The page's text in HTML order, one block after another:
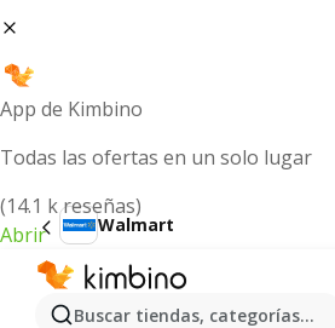
App de Kimbino
Todas las ofertas en un solo lugar
(14.1 k reseñas)
Abrir
Buscar tiendas, categorías,
Walmart
Folleto Walmart desde
Ofertas hoy Agosto